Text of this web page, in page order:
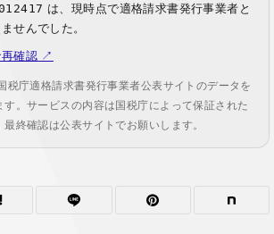
は、現時点で適格請求書発行事業者と
せんでした。
再確認 ↗
税庁適格請求書発行事業者公表サイトのデータを
。サービスの内容は国税庁によって保証された
終確認は公表サイトでお願いします。